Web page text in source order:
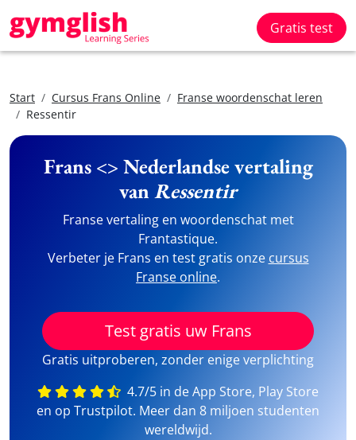
Gratis test
Start Cursus Frans Online
Franse woordenschat leren
Ressentir
Frans <> Nederlandse vertaling
vanRessentir
Franse vertaling en woordenschat met
Frantastique.
Verbeter je Frans en test gratis onze cursus
Franse online.
Test gratis uw Frans
Gratis uitproberen, zonder enige verplichting
4.7/5 in de App Store, Play Store
en op Trustpilot. Meer dan 8 miljoen studenten
wereldwijd.